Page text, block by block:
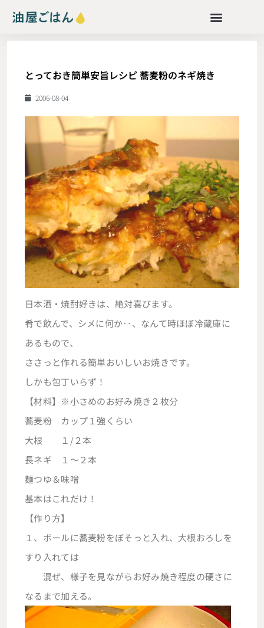
とっておき簡単安旨レシピ 蕎麦粉のネギ焼き
2006-08-04
日本酒・焼酎好きは、絶対喜びます。
肴で飲んで、シメに何か‥、なんて時ほぼ冷蔵庫に
あるもので、
ささっと作れる簡単おいしいお焼きです。
しかも包丁いらず！
【材料】※小さめのお好み焼き２枚分
蕎麦粉 カップ１強くらい
大根 １/２本
長ネギ １～２本
麺つゆ＆味噌
基本はこれだけ！
【作り方】
１、ボールに蕎麦粉をぼそっと入れ、大根おろしを
すり入れては
混ぜ、様子を見ながらお好み焼き程度の硬さに
なるまで加える。